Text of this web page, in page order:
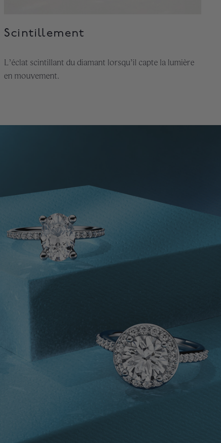
Scintillement
L’éclat scintillant du diamant lorsqu’il capte la lumière
en mouvement.